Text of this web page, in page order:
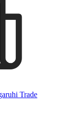
Trade